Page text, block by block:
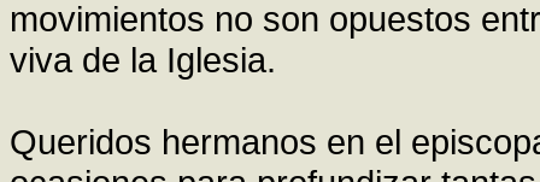
movimientos no son opuestos
viva de la Iglesia.
Queridos hermanos en el